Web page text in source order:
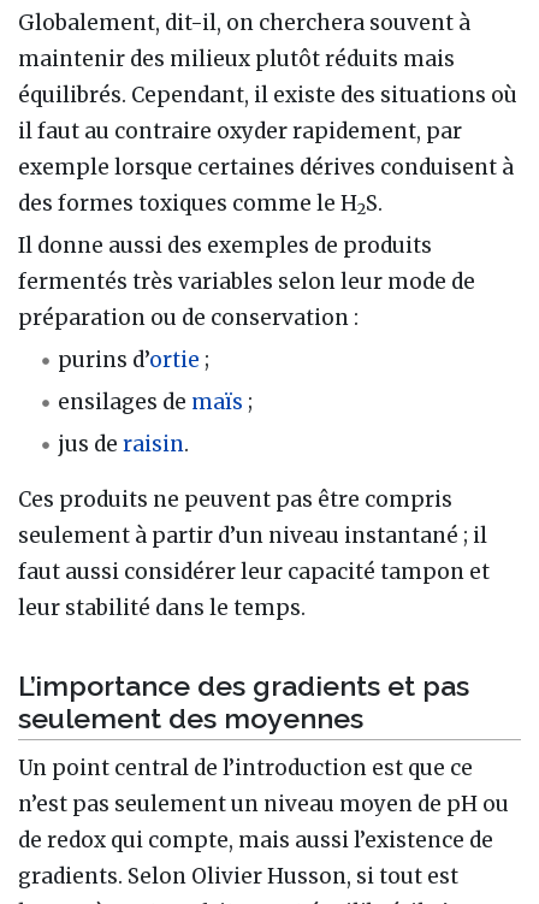
Globalement, dit-il, on cherchera souvent à
maintenir des milieux plutôt réduits mais
équilibrés. Cependant, il existe des situations où
il faut au contraire oxyder rapidement, par
exemple lorsque certaines dérives conduisent à
des formes toxiques comme le H2S.
Il donne aussi des exemples de produits
fermentés très variables selon leur mode de
préparation ou de conservation :
purins d’ortie ;
ensilages de maïs ;
jus deraisin.
Ces produits ne peuvent pas être compris
seulement à partir d’un niveau instantané ; il
faut aussi considérer leur capacité tampon et
leur stabilité dans le temps.
L’importance des gradients et pas
seulement des moyennes
Un point central de l’introduction est que ce
n’est pas seulement un niveau moyen de pH ou
de redox qui compte, mais aussi l’existence de
gradients. Selon Olivier Husson, si tout est